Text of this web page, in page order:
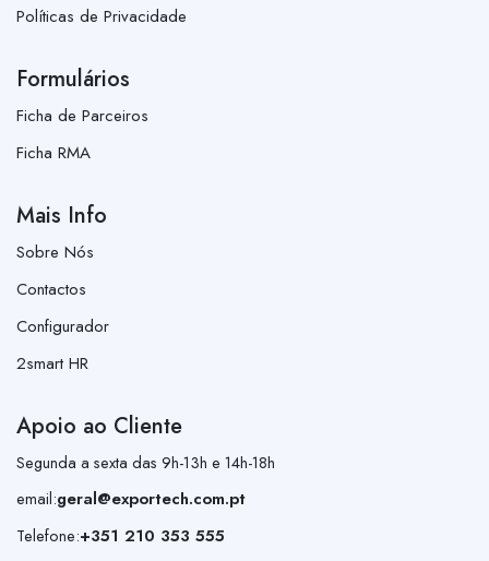
Políticas de Privacidade
Formulários
Ficha de Parceiros
Ficha RMA
Mais Info
Sobre Nós
Contactos
Configurador
2smart HR
Apoio ao Cliente
Segunda a sexta das 9h-13h e 14h-18h
email:geral@exportech.com.pt
Telefone:+351 210 353 555